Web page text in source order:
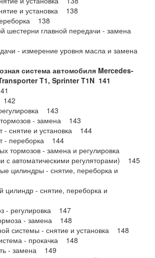
и установка 138
138
шестерни главной передачи - замена
- измерение уровня масла и замена
система автомобиля Mercedes-
T1, Sprinter T1N 141
143
тормозов - замена 143
- снятие и установка 144
- переборка 144
тормозов - замена и регулировка
с автоматическими регуляторами) 145
цилиндры - снятие, переборка и
цилиндр - снятие, переборка и
- регулировка 147
- замена 148
системы - снятие и установка 148
- прокачка 148
- замена 149